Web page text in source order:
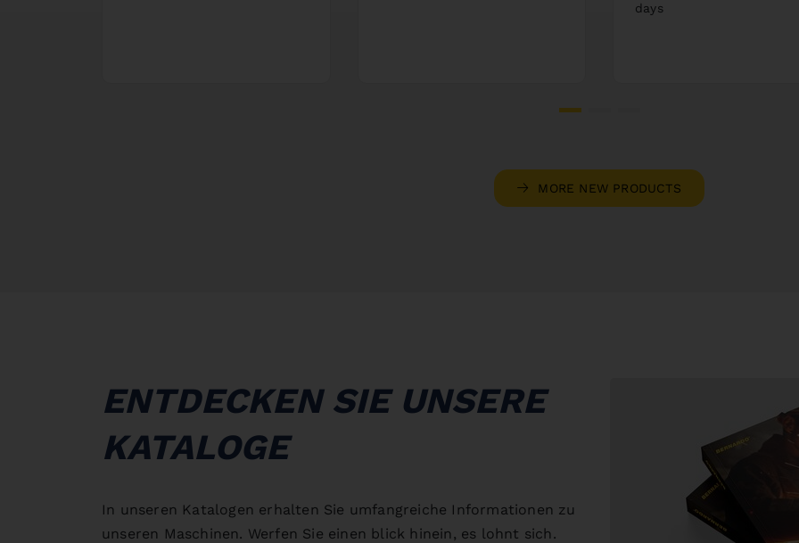
days
MORE NEW PRODUCTS
ENTDECKEN SIE UNSERE
KATALOGE
In unseren Katalogen erhalten Sie umfangreiche Informationen zu
unseren Maschinen. Werfen Sie einen blick hinein, es lohnt sich.